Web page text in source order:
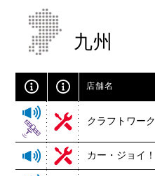
九州
店舗名
クラフトワーク
カー・ジョイ！